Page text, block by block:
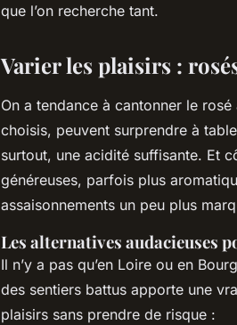
que l’on recherche tant.
Varier les plaisirs :
On a tendance à cantonner le
choisis, peuvent surprendre à
surtout, une acidité suffisante. Et
généreuses, parfois plus
assaisonnements un peu plus
Les alternatives audacieuses
Il n’y a pas qu’en Loire ou en
des sentiers battus apporte une
plaisirs sans prendre de risque :